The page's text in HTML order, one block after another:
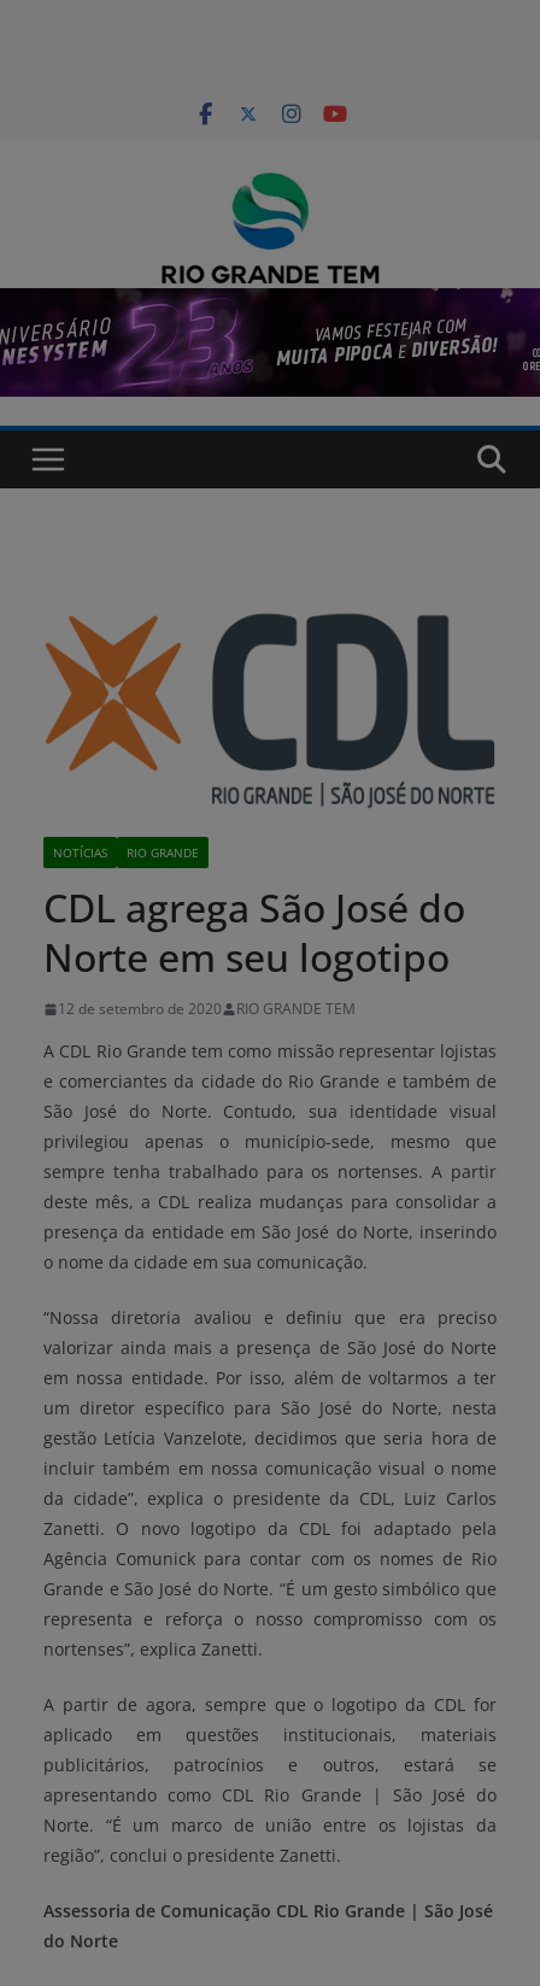
NOTÍCIAS RIO GRANDE
CDL agrega São José do
Norte em seu logotipo
12 de setembro de 2020 RIO GRANDE TEM
A CDL Rio Grande tem como missão representar lojistas
e comerciantes da cidade do Rio Grande e também de
São José do Norte. Contudo, sua identidade visual
privilegiou apenas o município-sede, mesmo que
sempre tenha trabalhado para os nortenses. A partir
deste mês, a CDL realiza mudanças para consolidar a
presença da entidade em São José do Norte, inserindo
o nome da cidade em sua comunicação.
“Nossa diretoria avaliou e definiu que era preciso
valorizar ainda mais a presença de São José do Norte
em nossa entidade. Por isso, além de voltarmos a ter
um diretor específico para São José do Norte, nesta
gestão Letícia Vanzelote, decidimos que seria hora de
incluir também em nossa comunicação visual o nome
da cidade”, explica o presidente da CDL, Luiz Carlos
Zanetti. O novo logotipo da CDL foi adaptado pela
Agência Comunick para contar com os nomes de Rio
Grande e São José do Norte. “É um gesto simbólico que
representa e reforça o nosso compromisso com os
nortenses”, explica Zanetti.
A partir de agora, sempre que o logotipo da CDL for
aplicado em questões institucionais, materiais
publicitários, patrocínios e outros, estará se
apresentando como CDL Rio Grande | São José do
Norte. “É um marco de união entre os lojistas da
região”, conclui o presidente Zanetti.
Assessoria de Comunicação CDL Rio Grande | São José
do Norte